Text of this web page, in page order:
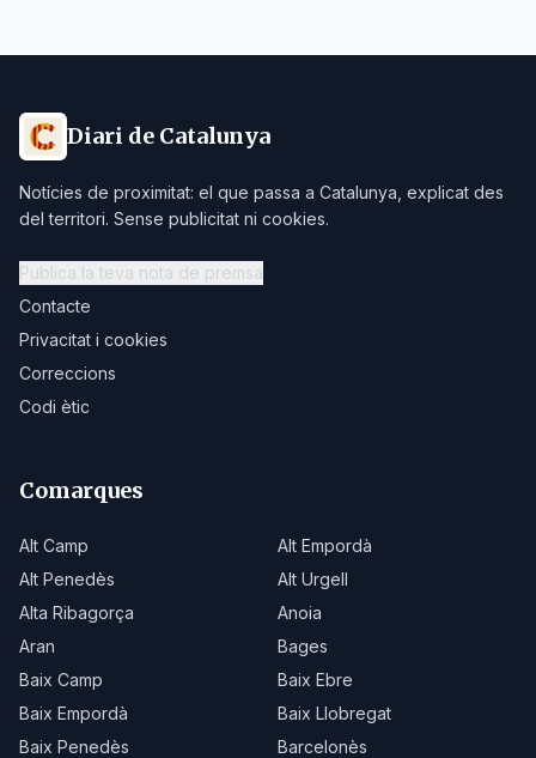
Diari de Catalunya
Notícies de proximitat: el que passa a Catalunya, explicat des
del territori. Sense publicitat ni cookies.
Publica la teva nota de premsa
Contacte
Privacitat i cookies
Correccions
Codi ètic
Comarques
Alt Camp
Alt Empordà
Alt Penedès
Alt Urgell
Alta Ribagorça
Anoia
Aran
Bages
Baix Camp
Baix Ebre
Baix Empordà
Baix Llobregat
Baix Penedès
Barcelonès